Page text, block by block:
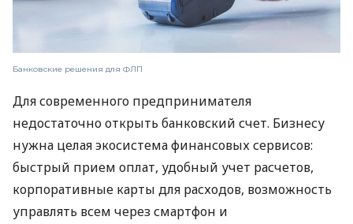
Банковские решения для ФЛП
Для современного предпринимателя
недостаточно открыть банковский счет. Бизнесу
нужна целая экосистема финансовых сервисов:
быстрый прием оплат, удобный учет расчетов,
корпоративные карты для расходов, возможность
управлять всем через смартфон и